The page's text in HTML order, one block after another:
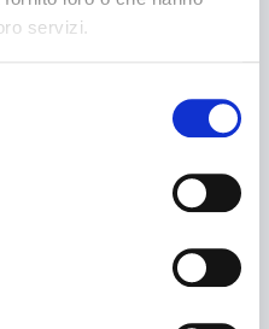
servizi.